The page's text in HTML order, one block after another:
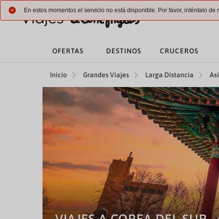
OFERTAS DESTINOS CRUCEROS
Inicio Grandes Viajes Larga Distancia
En estos momentos el servicio no está disponible. Por favor, inténtalo de